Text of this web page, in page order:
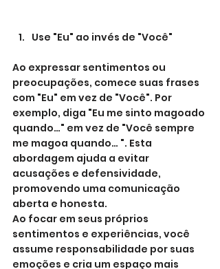
Use "Eu" ao invés de "Você"
Ao expressar sentimentos ou
preocupações, comece suas frases
com "Eu" em vez de "Você". Por
exemplo, diga "Eu me sinto magoado
quando…" em vez de "Você sempre
me magoa quando… ". Esta
abordagem ajuda a evitar
acusações e defensividade,
promovendo uma comunicação
aberta e honesta.
Ao focar em seus próprios
sentimentos e experiências, você
assume responsabilidade por suas
emoções e cria um espaço mais